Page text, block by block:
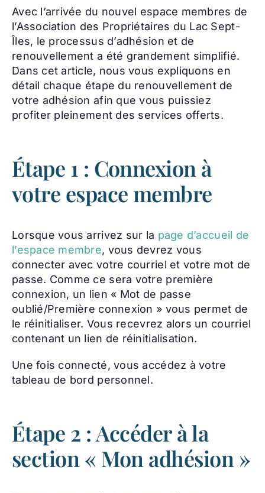
Avec l’arrivée du nouvel espace membres de
l’Association des Propriétaires du Lac Sept-
Îles, le processus d’adhésion et de
renouvellement a été grandement simplifié.
Dans cet article, nous vous expliquons en
détail chaque étape du renouvellement de
votre adhésion afin que vous puissiez
profiter pleinement des services offerts.
Étape 1 : Connexion à
votre espace membre
Lorsque vous arrivez sur la page d’accueil de
l’espace membre, vous devrez vous
connecter avec votre courriel et votre mot de
passe. Comme ce sera votre première
connexion, un lien « Mot de passe
oublié/Première connexion » vous permet de
le réinitialiser. Vous recevrez alors un courriel
contenant un lien de réinitialisation.
Une fois connecté, vous accédez à votre
tableau de bord personnel.
Étape 2 : Accéder à la
section « Mon adhésion »